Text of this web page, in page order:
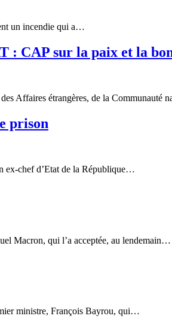
un incendie qui a…
CAP sur la paix et la
Affaires étrangères, de la Communauté
prison
ex-chef d’Etat de la République…
Macron, qui l’a acceptée, au lendemain…
ministre, François Bayrou, qui…